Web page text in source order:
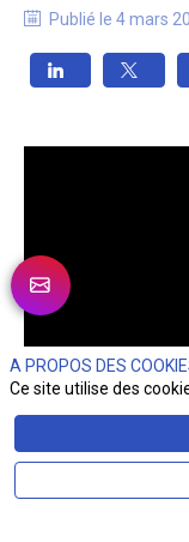
Publié le 4 mars
A PROPOS DES
Ce site utilise des